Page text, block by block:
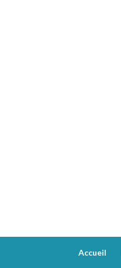
Accueil